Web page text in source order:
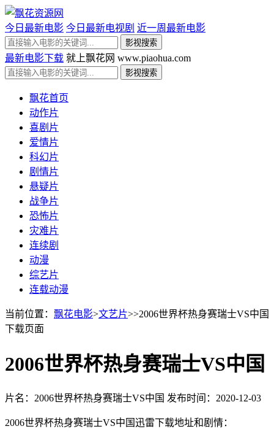
今日最新电影 今日最新电视剧 近一周最新电影
最新电影下载 就上飘花网 www.piaohua.com
飘花首页
动作片
喜剧片
爱情片
科幻片
剧情片
悬疑片
战争片
恐怖片
灾难片
连续剧
动漫
综艺片
连载动漫
当前位置： 飘花电影>文艺片>>2006世界杯热身赛瑞士VS中国
下载页面
2006世界杯热身赛瑞士VS中国
片名：2006世界杯热身赛瑞士VS中国 发布时间：2020-12-03
2006世界杯热身赛瑞士VS中国迅雷下载地址和剧情：